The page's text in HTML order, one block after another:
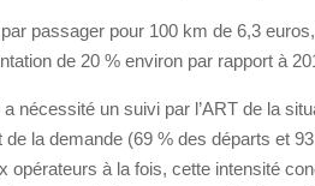
passager pour 100 km de 6,3
de 20 % environ par rapport à
nécessité un suivi par l’ART de la
la demande (69 % des départs et
à la fois, cette intensité